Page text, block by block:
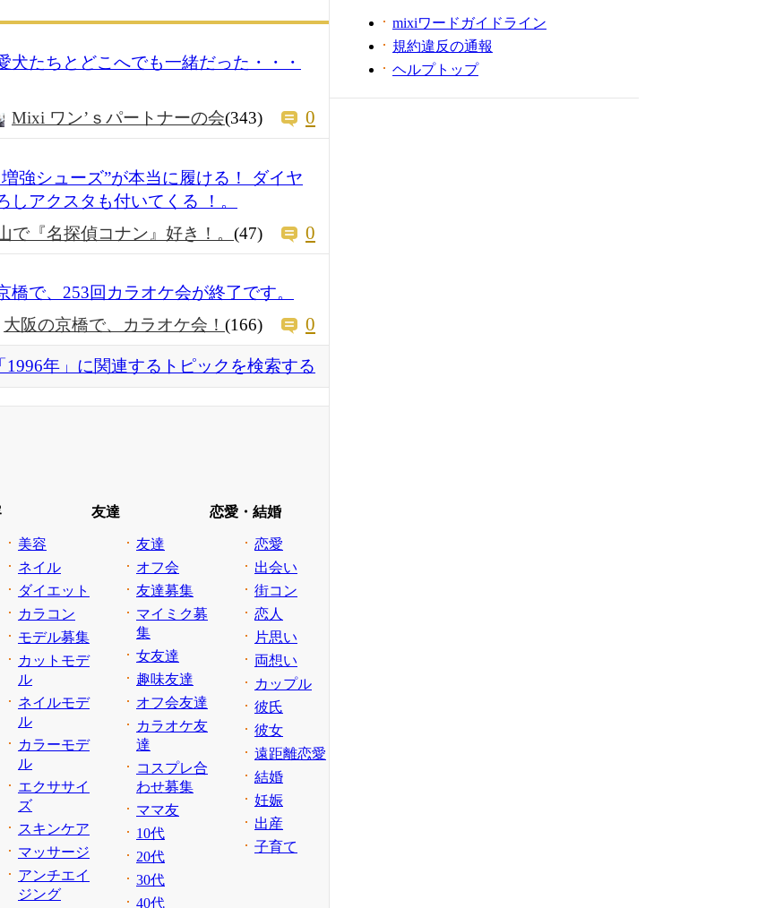
犬たちとどこへでも一緒だった・・・
Mixi ワン’ｓパートナーの会(343) 0
強シューズ”が本当に履ける！ ダイヤ
アクスタも付いてくる ！。
で『名探偵コナン』好き！。 (47) 0
橋で、253回カラオケ会が終了です。
大阪の京橋で、カラオケ会！ (166) 0
「1996年」に関連するトピックを検索する
美容
ネイル
ダイエット
カラコン
モデル募集
カットモデ
ル
ネイルモデ
ル
カラーモデ
ル
エクササイ
ズ
スキンケア
マッサージ
アンチエイ
ジング
友達
友達
オフ会
友達募集
マイミク募
集
女友達
趣味友達
オフ会友達
カラオケ友
達
コスプレ合
わせ募集
ママ友
10代
20代
30代
40代
恋愛・結婚
恋愛
出会い
街コン
恋人
片思い
両想い
カップル
彼氏
彼女
遠距離恋愛
結婚
妊娠
出産
子育て
mixiワードガイドライン
規約違反の通報
ヘルプトップ